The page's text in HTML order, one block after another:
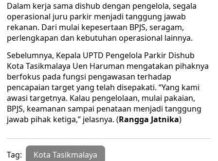
Dalam kerja sama dishub dengan pengelola, segala
operasional juru parkir menjadi tanggung jawab
rekanan. Dari mulai kepesertaan BPJS, seragam,
perlengkapan dan kebutuhan operasional lainnya.
Sebelumnya, Kepala UPTD Pengelola Parkir Dishub
Kota Tasikmalaya Uen Haruman mengatakan pihaknya
berfokus pada fungsi pengawasan terhadap
pencapaian target yang telah disepakati. “Yang kami
awasi targetnya. Kalau pengelolaan, mulai pakaian,
BPJS, keamanan sampai penataan menjadi tanggung
jawab pihak ketiga,” jelasnya. (Rangga Jatnika)
Tag: Kota Tasikmalaya